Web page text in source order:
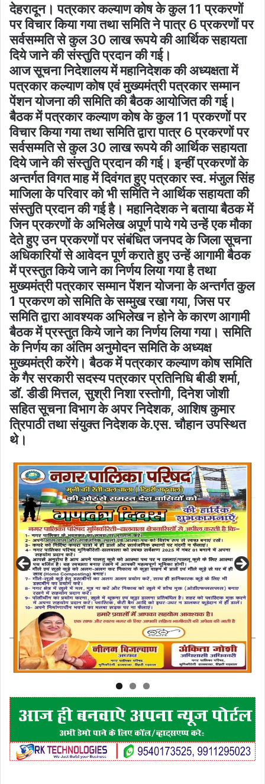
देहरादून। पत्रकार कल्याण कोष के कुल 11 प्रकरणों
पर विचार किया गया तथा समिति ने पात्र 6 प्रकरणों पर
सर्वसम्मति से कुल 30 लाख रूपये की आर्थिक सहायता
दिये जाने की संस्तुति प्रदान की गई।
आज सूचना निदेशालय में महानिदेशक की अध्यक्षता में
पत्रकार कल्याण कोष एवं मुख्यमंत्री पत्रकार सम्मान
पेंशन योजना की समिति की बैठक आयोजित की गई।
बैठक में पत्रकार कल्याण कोष के कुल 11 प्रकरणों पर
विचार किया गया तथा समिति द्वारा पात्र 6 प्रकरणों पर
सर्वसम्मति से कुल 30 लाख रूपये की आर्थिक सहायता
दिये जाने की संस्तुति प्रदान की गई। इन्हीं प्रकरणों के
अन्तर्गत विगत माह में दिवंगत हुए पत्रकार स्व. मंजुल सिंह
माजिला के परिवार को भी समिति ने आर्थिक सहायता की
संस्तुति प्रदान की गई है। महानिदेशक ने बताया बैठक में
जिन प्रकरणों के अभिलेख अपूर्ण पाये गये उन्हें एक मौका
देते हुए उन प्रकरणों पर संबंधित जनपद के जिला सूचना
अधिकारियों से आवेदन पूर्ण कराते हुए उन्हें आगामी बैठक
में प्रस्तुत किये जाने का निर्णय लिया गया है तथा
मुख्यमंत्री पत्रकार सम्मान पेंशन योजना के अन्तर्गत कुल
1 प्रकरण को समिति के सम्मुख रखा गया, जिस पर
समिति द्वारा आवश्यक अभिलेख न होने के कारण आगामी
बैठक में प्रस्तुत किये जाने का निर्णय लिया गया। समिति
के निर्णय का अंतिम अनुमोदन समिति के अध्यक्ष
मुख्यमंत्री करेंगे। बैठक में पत्रकार कल्याण कोष समिति
के गैर सरकारी सदस्य पत्रकार प्रतिनिधि बीडी शर्मा,
डॉ. डीडी मित्तल, सुश्री निशा रस्तोगी, दिनेश जोशी
सहित सूचना विभाग के अपर निदेशक, आशिष कुमार
त्रिपाठी तथा संयुक्त निदेशक के.एस. चौहान उपस्थित
थे।